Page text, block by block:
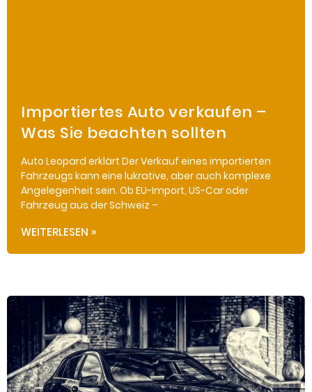
Importiertes Auto verkaufen –
Was Sie beachten sollten
Auto Leopard erklärt Der Verkauf eines importierten
Fahrzeugs kann eine lukrative, aber auch komplexe
Angelegenheit sein. Ob EU-Import, US-Car oder
Fahrzeug aus der Schweiz –
WEITERLESEN »